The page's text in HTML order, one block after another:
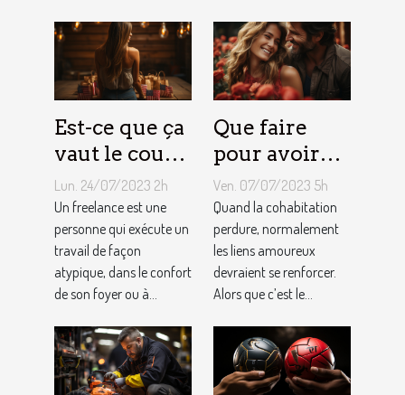
Est-ce que ça
vaut le coup
de devenir
indépendant
?
Lun. 24/07/2023 2h
Un freelance est une
personne qui exécute un
travail de façon
atypique, dans le confort
de son foyer ou à...
Que faire
pour avoir
toujours la
vie rose en
couple ?
Ven. 07/07/2023 5h
Quand la cohabitation
perdure, normalement
les liens amoureux
devraient se renforcer.
Alors que c’est le...